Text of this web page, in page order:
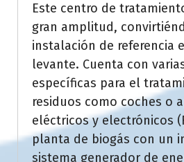
Este centro de
gran amplitud,
instalación de referencia
levante. Cuenta con
específicas para el
residuos como coches o
eléctricos y electrónicos
planta de biogás con un
sistema generador de